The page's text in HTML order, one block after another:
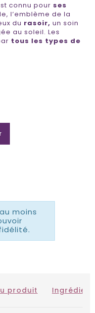
connu pour ses
l’emblème de la
du rasoir, un soin
au soleil. Les
tous les types de
moins
produit